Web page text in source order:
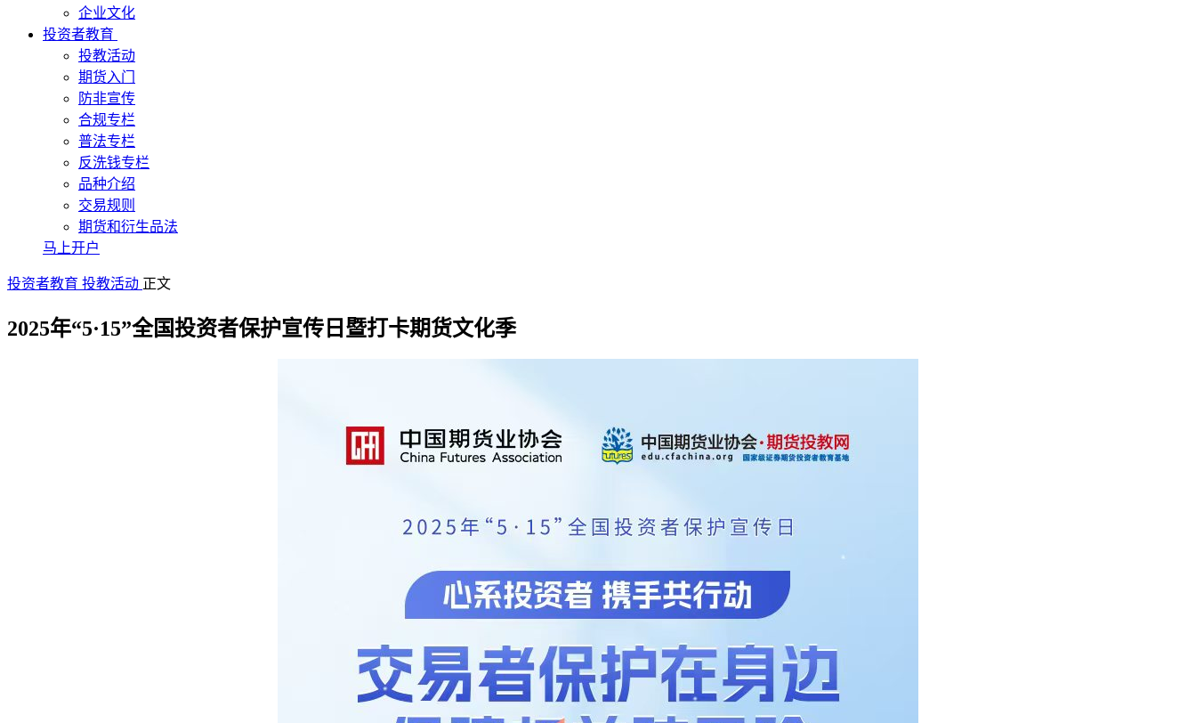
企业文化
投资者教育
投教活动
期货入门
防非宣传
合规专栏
普法专栏
反洗钱专栏
品种介绍
交易规则
期货和衍生品法
马上开户
投资者教育 投教活动 正文
2025年“5·15”全国投资者保护宣传日暨打卡期货文化季